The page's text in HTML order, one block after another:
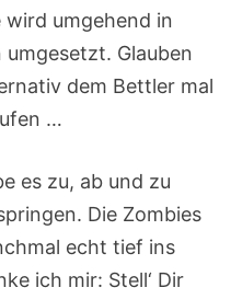
wird umgehend in
Glauben
dem Bettler mal
…
es zu, ab und zu
Die Zombies
echt tief ins
ich mir: Stell‘ Dir